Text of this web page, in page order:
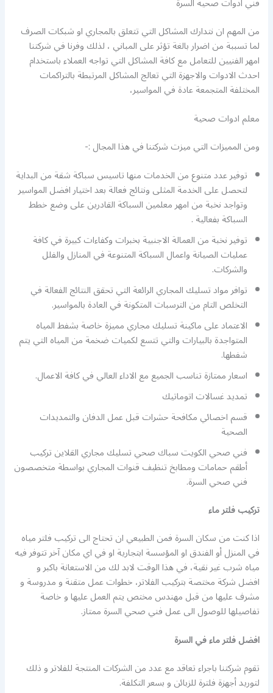
من المهم ان نتدارك المشاكل التي تتعلق بالمجاري او شبكات الصرف
لما تسببة من اضرار بالغة تؤثر على المباني ، لذلك وفرنا في شركتنا
امهر الفنيين للتعامل مع كافة المشاكل التي تواجه العملاء باستخدام
احدث الادوات والاجهزة التي تعالج المشاكل المرتبطة بالتراكمات
المختلفة المتجمعة عادة في المواسير،
معلم ادوات صحية
ومن المميزات التي ميزت شركتنا في هذا المجال :-
توفير عدد متنوع من الخدمات منها تاسيس سباكة شقة من البداية
لتحصل على الخدمة المثلى ونتائج فعالة بعد اختيار افضل المواسير
وتواجد نخبة من امهر معلمين السباكة القادرين على وضع خطط
السباكة بفعالية .
توفير نخبة من العمالة الاجنبية بخبرات وكفاءات كبيرة في كافة
عمليات الصيانة واعمال السباكة المتنوعة في المنازل والفلل
والشركات.
توافر مواد تسليك المجاري الرائعة التي تحقق النتائج الفعالة في
التخلص التام من الترسبات المتكونة في العادة بالمواسير.
الاعتماد على ماكينة تسليك مجاري مميزة خاصة بشفط المياه
المتواجدة بالبيارات والتي تتسع لكميات ضخمة من المياه التي يتم
شفطها.
اسعار ممتازة تناسب الجميع مع الاداء العالي في كافة الاعمال.
تمديد غسالات اتوماتيك
قسم اخصائي مكافحة حشرات قبل عمل الدفان والتمديدات
الصحية
فني صحي الكويت سباك صحي تسليك مجاري القلاين تركيب
أطقم حمامات ومطابخ تنظيف قنوات المجاري بواسطة متخصصون
فني صحي السرة.
تركيب فلتر ماء
اذا كنت من سكان السرة فمن الطبيعي ان تحتاج الى تركيب فلتر مياه
في المنزل أو الفندق او المؤسسة ابتجارية او في اي مكان آخر تتوفر فيه
مياه شرب غير نقية، في هذا الوقت لابد لك من الاستعانة باكبر و
افضل شركة مختصة بتركيب الفلاتر، خطوات عمل متقنة و مدروسة و
مشرف عليها من قبل مهندس مختص يتم العمل عليها و خاصة
تفاصيلها للوصول الى عمل فني صحي السرة ممتاز.
افضل فلتر ماء في السرة
تقوم شركتنا باجراء تعاقد مع عدد من الشركات المنتجة للفلاتر و ذلك
لتوريد أجهزة فلترة للزبائن و بسعر التكلفة.